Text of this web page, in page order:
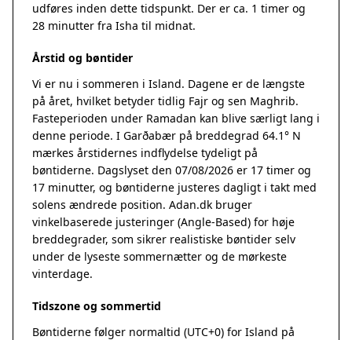
udføres inden dette tidspunkt. Der er ca. 1 timer og
28 minutter fra Isha til midnat.
Årstid og bøntider
Vi er nu i sommeren i Island. Dagene er de længste
på året, hvilket betyder tidlig Fajr og sen Maghrib.
Fasteperioden under Ramadan kan blive særligt lang i
denne periode. I Garðabær på breddegrad 64.1° N
mærkes årstidernes indflydelse tydeligt på
bøntiderne. Dagslyset den 07/08/2026 er 17 timer og
17 minutter, og bøntiderne justeres dagligt i takt med
solens ændrede position. Adan.dk bruger
vinkelbaserede justeringer (Angle-Based) for høje
breddegrader, som sikrer realistiske bøntider selv
under de lyseste sommernætter og de mørkeste
vinterdage.
Tidszone og sommertid
Bøntiderne følger normaltid (UTC+0) for Island på